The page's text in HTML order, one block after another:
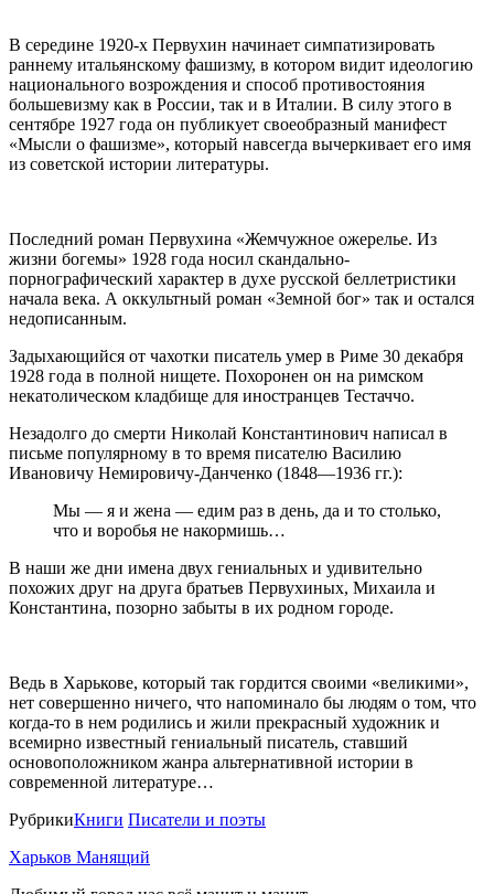
В середине 1920-х Первухин начинает симпатизировать
раннему итальянскому фашизму, в котором видит идеологию
национального возрождения и способ противостояния
большевизму как в России, так и в Италии. В силу этого в
сентябре 1927 года он публикует своеобразный манифест
«Мысли о фашизме», который навсегда вычеркивает его имя
из советской истории литературы.
Последний роман Первухина «Жемчужное ожерелье. Из
жизни богемы» 1928 года носил скандально-
порнографический характер в духе русской беллетристики
начала века. А оккультный роман «Земной бог» так и остался
недописанным.
Задыхающийся от чахотки писатель умер в Риме 30 декабря
1928 года в полной нищете. Похоронен он на римском
некатолическом кладбище для иностранцев Тестаччо.
Незадолго до смерти Николай Константинович написал в
письме популярному в то время писателю Василию
Ивановичу Немировичу-Данченко (1848—1936 гг.):
Мы ― я и жена ― едим раз в день, да и то столько,
что и воробья не накормишь…
В наши же дни имена двух гениальных и удивительно
похожих друг на друга братьев Первухиных, Михаила и
Константина, позорно забыты в их родном городе.
Ведь в Харькове, который так гордится своими «великими»,
нет совершенно ничего, что напоминало бы людям о том, что
когда-то в нем родились и жили прекрасный художник и
всемирно известный гениальный писатель, ставший
основоположником жанра альтернативной истории в
современной литературе…
РубрикиКниги Писатели и поэты
Харьков Манящий